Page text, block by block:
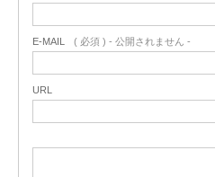
E-MAIL ( 必須 ) - 公開されません -
URL